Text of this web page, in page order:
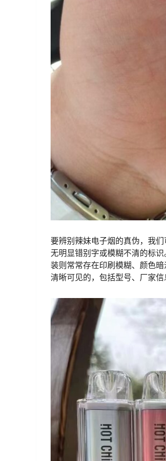
要辨别辣妹电子烟的真伪，我
无明显错别字或模糊不清的标
装则常常存在印刷模糊、颜色
清晰可见的，包括型号、厂家